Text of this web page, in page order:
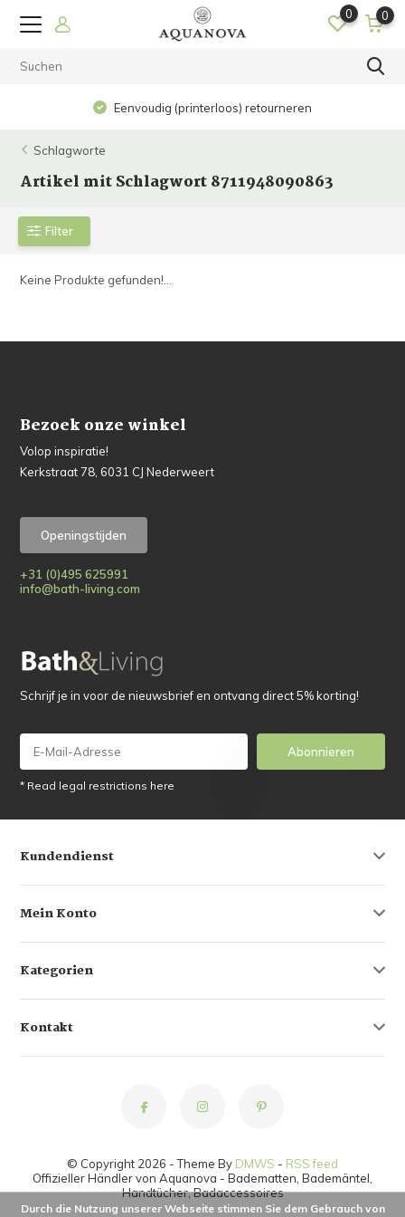
0 0
Eenvoudig (printerloos) retourneren
Schlagworte
Artikel mit Schlagwort 8711948090863
Filter
Keine Produkte gefunden!...
Bezoek onze winkel
Volop inspiratie!
Kerkstraat 78, 6031 CJ Nederweert
Openingstijden
+31 (0)495 625991
info@bath-living.com
Schrijf je in voor de nieuwsbrief en ontvang direct 5% korting!
Abonnieren
* Read legal restrictions here
Kundendienst
Mein Konto
Kategorien
Kontakt
© Copyright 2026 - Theme By DMWS - RSS feed
Offizieller Händler von Aquanova - Badematten, Bademäntel,
Handtücher, Badaccessoires
Durch die Nutzung unserer Webseite stimmen Sie dem Gebrauch von